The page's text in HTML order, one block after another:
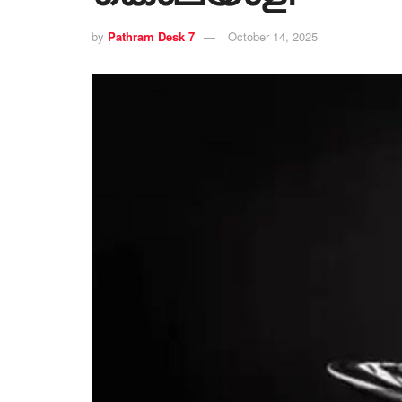
by Pathram Desk 7 October 14, 2025